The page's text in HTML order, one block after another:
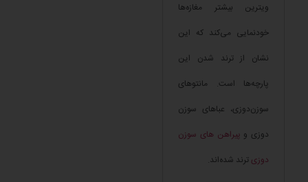
ویترین بیشتر مغازه‌ها
خودنمایی می‌کند که این
نشان از ترند شدن این
پارچه‌ها است. مانتوهای
سوزن‌دوزی، عباهای سوزن
دوزی و پیراهن های سوزن
دوزی ترند شده‌اند.